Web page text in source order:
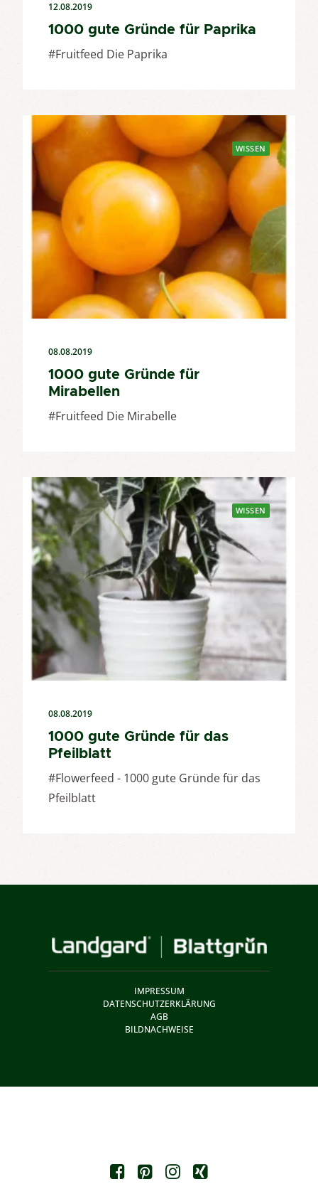
12.08.2019
1000 gute Gründe für Paprika
#Fruitfeed Die Paprika
WISSEN
08.08.2019
1000 gute Gründe für
Mirabellen
#Fruitfeed Die Mirabelle
WISSEN
08.08.2019
1000 gute Gründe für das
Pfeilblatt
#Flowerfeed - 1000 gute Gründe für das
Pfeilblatt
IMPRESSUM
DATENSCHUTZERKLÄRUNG
AGB
BILDNACHWEISE